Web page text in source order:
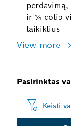
ir ¼ colio
laikiklius
View more
Pasirinktas
Keisti